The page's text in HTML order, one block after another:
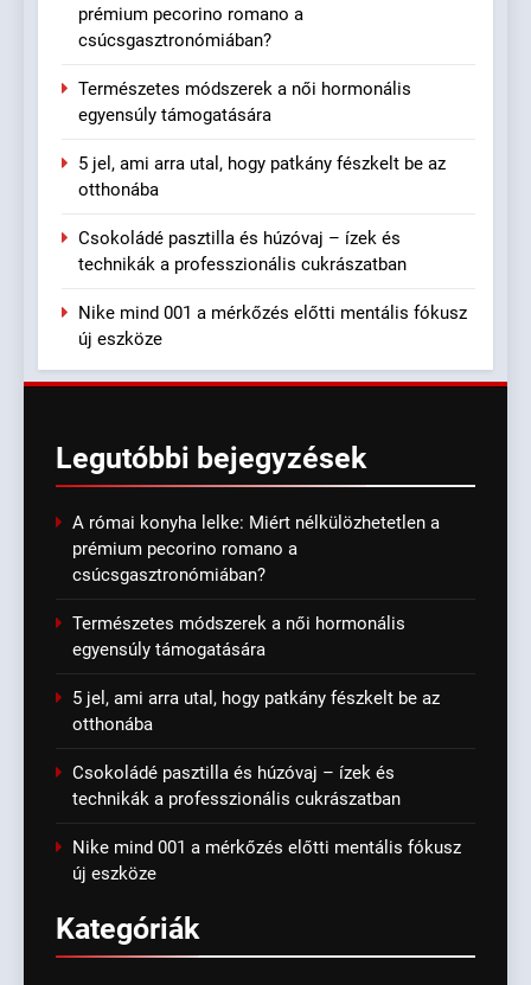
prémium pecorino romano a
csúcsgasztronómiában?
Természetes módszerek a női hormonális
egyensúly támogatására
5 jel, ami arra utal, hogy patkány fészkelt be az
otthonába
Csokoládé pasztilla és húzóvaj – ízek és
technikák a professzionális cukrászatban
Nike mind 001 a mérkőzés előtti mentális fókusz
új eszköze
Legutóbbi bejegyzések
A római konyha lelke: Miért nélkülözhetetlen a
prémium pecorino romano a
csúcsgasztronómiában?
Természetes módszerek a női hormonális
egyensúly támogatására
5 jel, ami arra utal, hogy patkány fészkelt be az
otthonába
Csokoládé pasztilla és húzóvaj – ízek és
technikák a professzionális cukrászatban
Nike mind 001 a mérkőzés előtti mentális fókusz
új eszköze
Kategóriák